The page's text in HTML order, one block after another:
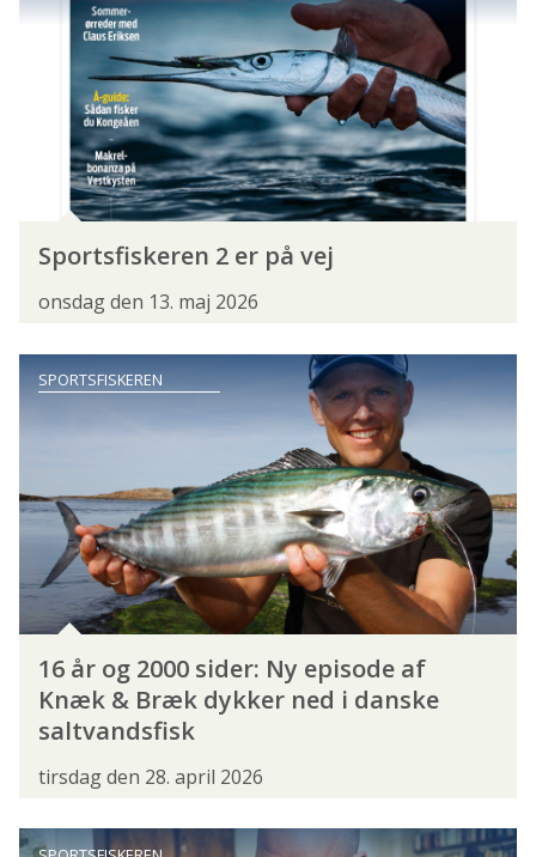
BÆKØRRED BÅNDGRUNDLING DØBEL
ELRITSE FJELDØRRED FJÆSING
FLODLAMPRET GEDDE GRÆSKARPE
GRÅHAJ GRÅSKALLE GULDMAKREL
HELT HESTEMAKREL HORK
HORNFISK HUNDESTEJLE HVILLING
KARPE KARUSSE
KILDEØRRED KNUDE KNURHANE
KULLER KULMULE LAKS LANGE
LODDE LUBBE LØJE MAKREL
MALLE MARMORKREBS MULTE
PIGHVARRE
RUDSKALLE RØDING
SANDART SEJ SEJLFISK
Sportsfiskeren 2 er på vej
onsdag den 13. maj 2026
SPORTSFISKEREN
16 år og 2000 sider: Ny episode af
Knæk & Bræk dykker ned i danske
saltvandsfisk
tirsdag den 28. april 2026